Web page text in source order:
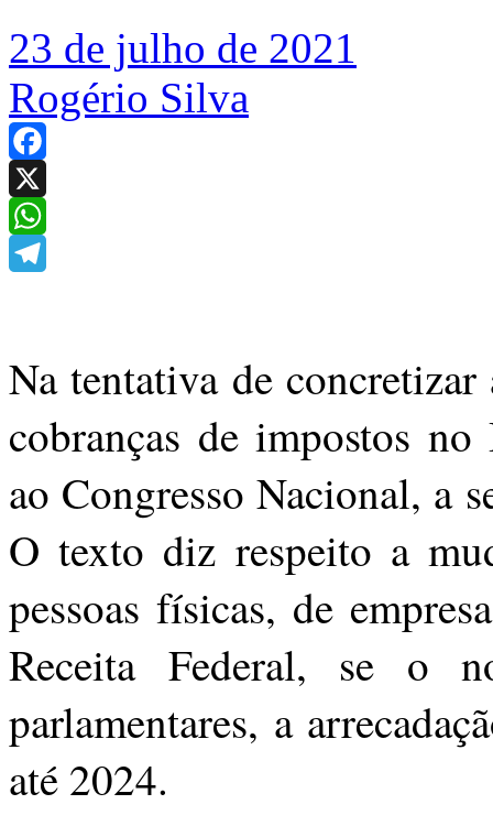
23 de julho de 2021
Rogério Silva
Facebook
X
WhatsApp
Na tentativa de concretizar
cobranças de impostos
ao Congresso Nacional, a
O texto diz respeito a
pessoas físicas, de
Receita Federal, se o
parlamentares, a
até 2024.